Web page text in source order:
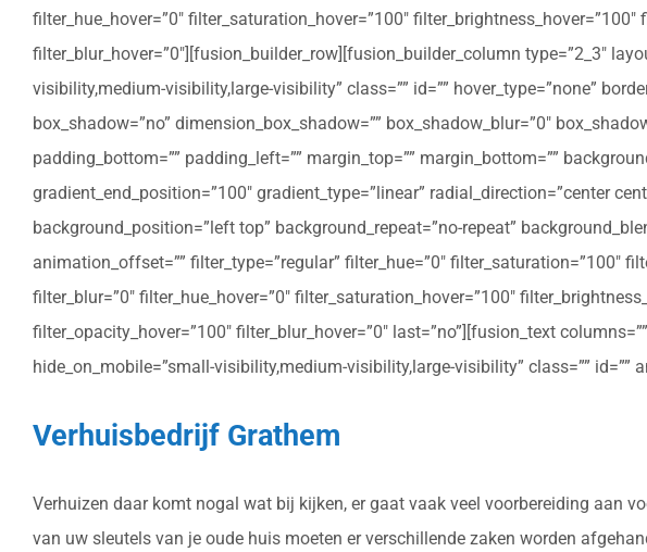
filter_hue_hover=”0″ filter_saturation_hover=”100″
filter_blur_hover=”0″][fusion_builder_row][fusion_builder_column type=”2_3″
visibility,medium-visibility,large-visibility” class=”” id=”” hover_type=”none”
box_shadow=”no” dimension_box_shadow=”” box_shadow_blur=”0″
padding_bottom=”” padding_left=”” margin_top=”” margin_bottom=””
gradient_end_position=”100″ gradient_type=”linear” radial_direction=”center
background_position=”left top” background_repeat=”no-repeat”
animation_offset=”” filter_type=”regular” filter_hue=”0″ filter_saturation=”100″
filter_blur=”0″ filter_hue_hover=”0″ filter_saturation_hover=”100″
filter_opacity_hover=”100″ filter_blur_hover=”0″ last=”no”][fusion_text
hide_on_mobile=”small-visibility,medium-visibility,large-visibility” class=””
Verhuisbedrijf Grathem
Verhuizen daar komt nogal wat bij kijken, er gaat vaak veel voorbereiding aan
van uw sleutels van je oude huis moeten er verschillende zaken worden